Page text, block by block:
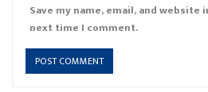
Save my name, email, and
next time I comment.